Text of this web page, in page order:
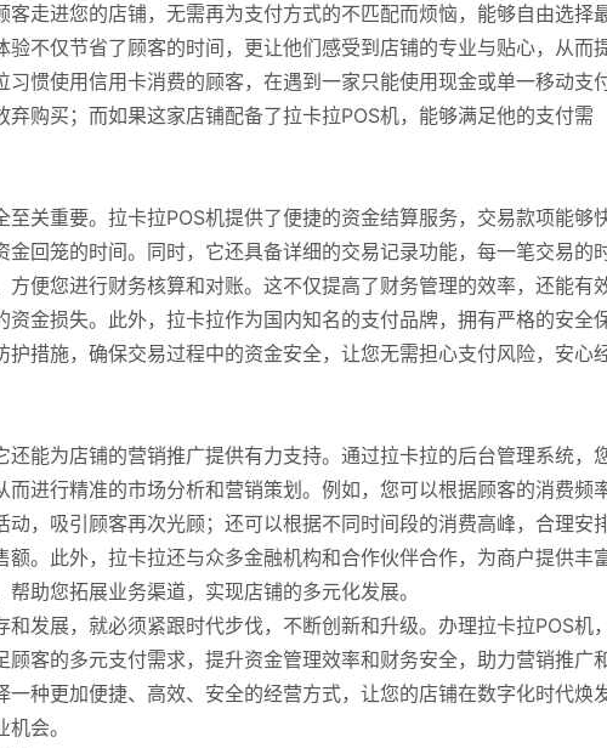
走进您的店铺，无需再为支付方式的不匹配而烦恼，能够自由选择
不仅节省了顾客的时间，更让他们感受到店铺的专业与贴心，从而
惯使用信用卡消费的顾客，在遇到一家只能使用现金或单一移动支
购买；而如果这家店铺配备了拉卡拉POS机，能够满足他的支付需
关重要。拉卡拉POS机提供了便捷的资金结算服务，交易款项能够
回笼的时间。同时，它还具备详细的交易记录功能，每一笔交易的
便您进行财务核算和对账。这不仅提高了财务管理的效率，还能有
金损失。此外，拉卡拉作为国内知名的支付品牌，拥有严格的安全
护措施，确保交易过程中的资金安全，让您无需担心支付风险，安心
能为店铺的营销推广提供有力支持。通过拉卡拉的后台管理系统，
进行精准的市场分析和营销策划。例如，您可以根据顾客的消费频
，吸引顾客再次光顾；还可以根据不同时间段的消费高峰，合理安
。此外，拉卡拉还与众多金融机构和合作伙伴合作，为商户提供丰
助您拓展业务渠道，实现店铺的多元化发展。
发展，就必须紧跟时代步伐，不断创新和升级。办理拉卡拉POS机，
客的多元支付需求，提升资金管理效率和财务安全，助力营销推广
一种更加便捷、高效、安全的经营方式，让您的店铺在数字化时代焕
会。